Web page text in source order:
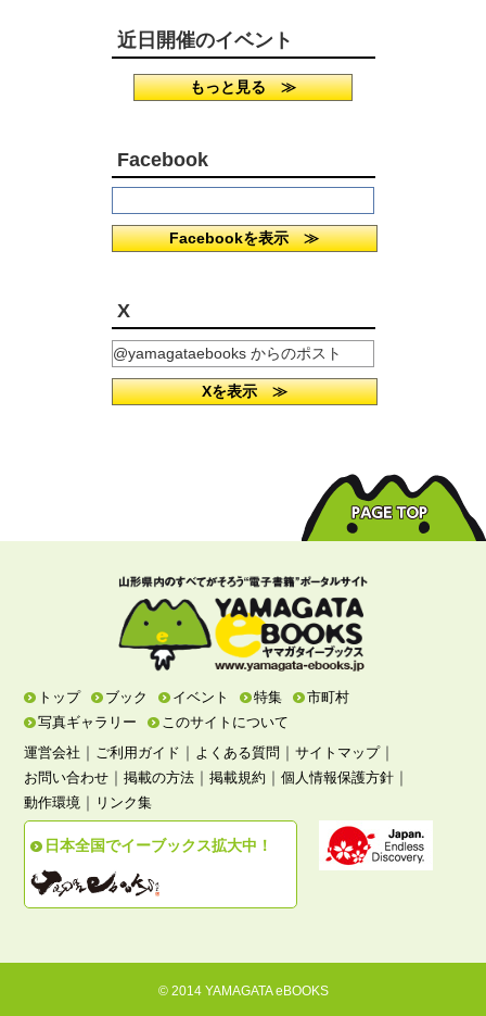
近日開催のイベント
もっと見る ≫
Facebook
Facebookを表示 ≫
X
@yamagataebooks からのポスト
Xを表示 ≫
トップ ブック イベント 特集
市町村
写真ギャラリー
このサイトについて
運営会社 ｜ ご利用ガイド ｜ よくある質問 ｜サイトマップ｜
お問い合わせ ｜掲載の方法 ｜掲載規約 ｜個人情報保護方針 ｜
動作環境 ｜ リンク集
日本全国でイーブックス拡大中！
© 2014 YAMAGATA eBOOKS